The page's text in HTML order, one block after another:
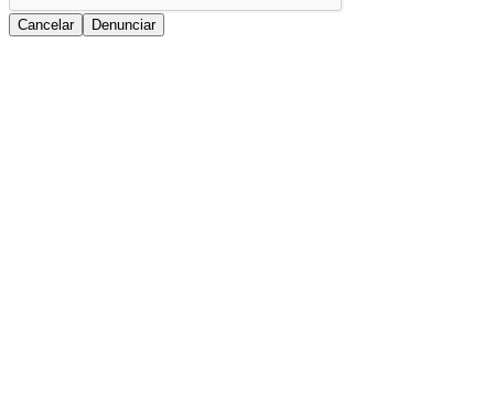
Cancelar Denunciar